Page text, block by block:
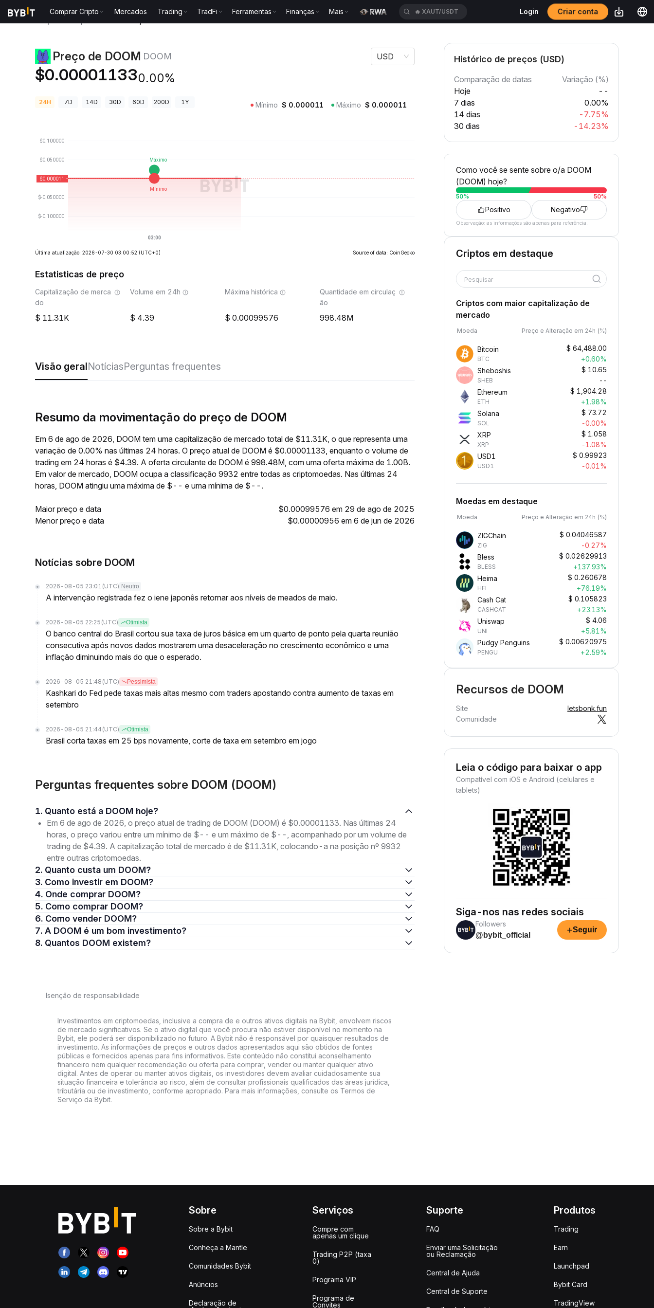
Comprar Cripto Mercados Trading TradFi Ferramentas Finanças Mais 🔥 XAUT/USDT Login Criar conta
Preço de DOOM DOOM
$0.000011330.00%
USD
24H 7D 14D 30D 60D 200D 1Y Mínimo $ 0.000011 Máximo $ 0.000011
Última atualização: 2026-07-30 03:00:52 (UTC+0) Source of data: CoinGecko
Estatisticas de preço
Capitalização de merca
do
11.31K
Volume em 24h
4.39
Máxima histórica
0.00099576
Quantidade em circulaç
ão
998.48M
Visão geralNotíciasPerguntas frequentes
Resumo da movimentação do preço de DOOM
Em 6 de ago de 2026, DOOM tem uma capitalização de mercado total de $11.31K, o que representa uma
variação de 0.00% nas últimas 24 horas. O preço atual de DOOM é $0.00001133, enquanto o volume de
trading em 24 horas é $4.39. A oferta circulante de DOOM é 998.48M, com uma oferta máxima de 1.00B.
Em valor de mercado, DOOM ocupa a classificação 9932 entre todas as criptomoedas. Nas últimas 24
horas, DOOM atingiu uma máxima de $-- e uma mínima de $--.
Maior preço e data
$0.00099576 em 29 de ago de 2025
Menor preço e data
$0.00000956 em 6 de jun de 2026
Notícias sobre DOOM
2026-08-05 23:01 (UTC) Neutro
A intervenção registrada fez o iene japonês retornar aos níveis de meados de maio.
2026-08-05 22:25 (UTC) Otimista
O banco central do Brasil cortou sua taxa de juros básica em um quarto de ponto pela quarta reunião
consecutiva após novos dados mostrarem uma desaceleração no crescimento econômico e uma
inflação diminuindo mais do que o esperado.
2026-08-05 21:48 (UTC) Pessimista
Kashkari do Fed pede taxas mais altas mesmo com traders apostando contra aumento de taxas em
setembro
2026-08-05 21:44 (UTC) Otimista
Brasil corta taxas em 25 bps novamente, corte de taxa em setembro em jogo
Perguntas frequentes sobre DOOM (DOOM)
1. Quanto está a DOOM hoje?
Em 6 de ago de 2026, o preço atual de trading de DOOM (DOOM) é $0.00001133. Nas últimas 24
horas, o preço variou entre um mínimo de $-- e um máximo de $--, acompanhado por um volume de
trading de $4.39. A capitalização total de mercado é de $11.31K, colocando-a na posição nº 9932
entre outras criptomoedas.
2. Quanto custa um DOOM?
3. Como investir em DOOM?
4. Onde comprar DOOM?
5. Como comprar DOOM?
6. Como vender DOOM?
7. A DOOM é um bom investimento?
8. Quantos DOOM existem?
Isenção de responsabilidade
Investimentos em criptomoedas, inclusive a compra de e outros ativos digitais na Bybit, envolvem riscos
de mercado significativos. Se o ativo digital que você procura não estiver disponível no momento na
Bybit, ele poderá ser disponibilizado no futuro. A Bybit não é responsável por quaisquer resultados de
investimento. As informações de preços e outros dados apresentados aqui são obtidos de fontes
públicas e fornecidos apenas para fins informativos. Este conteúdo não constitui aconselhamento
financeiro nem qualquer recomendação ou oferta para comprar, vender ou manter qualquer ativo
digital. Antes de operar ou manter ativos digitais, os investidores devem avaliar cuidadosamente sua
situação financeira e tolerância ao risco, além de consultar profissionais qualificados das áreas jurídica,
tributária ou de investimento, conforme apropriado. Para mais informações, consulte os Termos de
Serviço da Bybit.
Histórico de preços (USD)
Comparação de datas
Variação (%)
Hoje
--
7 dias
0.00%
14 dias
-7.75%
30 dias
-14.23%
Como você se sente sobre o/a DOOM
(DOOM) hoje?
50% 50%
Positivo Negativo
Observação: as informações são apenas para referência.
Criptos em destaque
Pesquisar
Criptos com maior capitalização de
mercado
Moeda Preço e Alteração em 24h (%)
Bitcoin
BTC
$ 64,488.00
+0.60%
Sheboshis
SHEB
$ 10.65
--
Ethereum
ETH
$ 1,904.28
+1.98%
Solana
SOL
$ 73.72
-0.00%
XRP
XRP
$ 1.058
-1.08%
USD1
USD1
$ 0.99923
-0.01%
Moedas em destaque
Moeda Preço e Alteração em 24h (%)
ZIGChain
ZIG
$ 0.04046587
-0.27%
Bless
BLESS
$ 0.02629913
+137.93%
Heima
HEI
$ 0.260678
+76.19%
Cash Cat
CASHCAT
$ 0.105823
+23.13%
Uniswap
UNI
$ 4.06
+5.81%
Pudgy Penguins
PENGU
$ 0.00620975
+2.59%
Recursos de DOOM
Site
letsbonk.fun
Comunidade
Leia o código para baixar o app
Compatível com iOS e Android (celulares e
tablets)
Siga-nos nas redes sociais
Followers
@bybit_official
+Seguir
Sobre
Sobre a Bybit
Conheça a Mantle
Comunidades Bybit
Anúncios
Declaração de
Serviços
Compre com
apenas um clique
Trading P2P (taxa
0)
Programa VIP
Programa de
Convites
Suporte
FAQ
Enviar uma Solicitação
ou Reclamação
Central de Ajuda
Central de Suporte
Produtos
Trading
Earn
Launchpad
Bybit Card
TradingView